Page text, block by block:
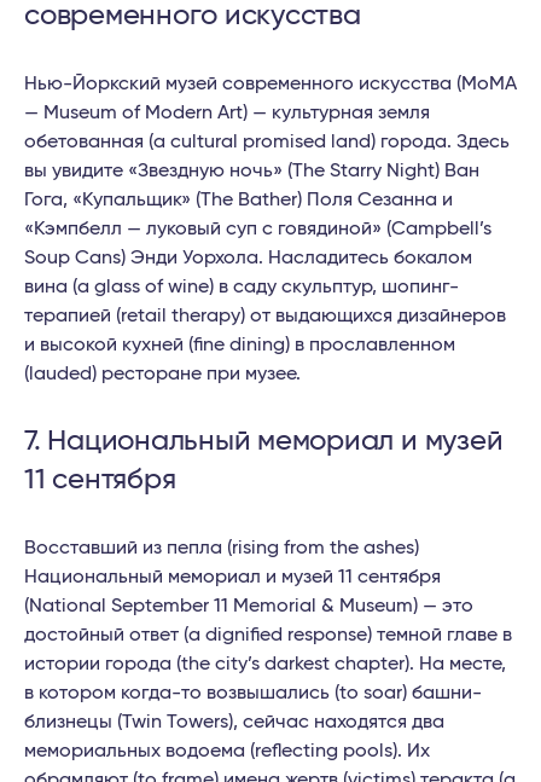
современного искусства
Нью-Йоркский музей современного искусства (MoMA
— Museum of Modern Art) — культурная земля
обетованная (a cultural promised land) города. Здесь
вы увидите «Звездную ночь» (The Starry Night) Ван
Гога, «Купальщик» (The Bather) Поля Сезанна и
«Кэмпбелл — луковый суп с говядиной» (Campbell’s
Soup Cans) Энди Уорхола. Насладитесь бокалом
вина (a glass of wine) в саду скульптур, шопинг-
терапией (retail therapy) от выдающихся дизайнеров
и высокой кухней (fine dining) в прославленном
(lauded) ресторане при музее.
7. Национальный мемориал и музей
11 сентября
Восставший из пепла (rising from the ashes)
Национальный мемориал и музей 11 сентября
(National September 11 Memorial & Museum) — это
достойный ответ (a dignified response) темной главе в
истории города (the city’s darkest chapter). На месте,
в котором когда-то возвышались (to soar) башни-
близнецы (Twin Towers), сейчас находятся два
мемориальных водоема (reflecting pools). Их